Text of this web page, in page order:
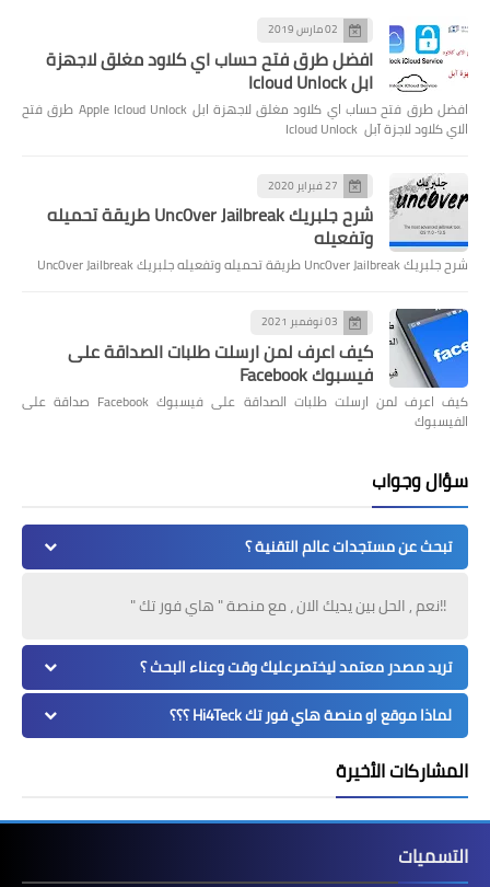
02 مارس 2019
افضل طرق فتح حساب اي كلاود مغلق لاجهزة
ابل Icloud Unlock
افضل طرق فتح حساب اي كلاود مغلق لاجهزة ابل Apple Icloud Unlock طرق فتح
الاي كلاود لاجزة آبل Icloud Unlock
27 فبراير 2020
شرح جلبريك Unc0ver Jailbreak طريقة تحميله
وتفعيله
شرح جلبريك Unc0ver Jailbreak طريقة تحميله وتفعيله جلبريك Unc0ver Jailbreak
03 نوفمبر 2021
كيف اعرف لمن ارسلت طلبات الصداقة على
فيسبوك Facebook
كيف اعرف لمن ارسلت طلبات الصداقة على فيسبوك Facebook صداقة على
الفيسبوك
سؤال وجواب
تبحث عن مستجدات عالم التقنية ؟
!!نعم , الحل بين يديك الان ، مع منصة " هاي فور تك "
تريد مصدر معتمد ليختصرعليك وقت وعناء البحث ؟
لماذا موقع او منصة هاي فور تك Hi4Teck ؟؟؟
المشاركات الأخيرة
التسميات